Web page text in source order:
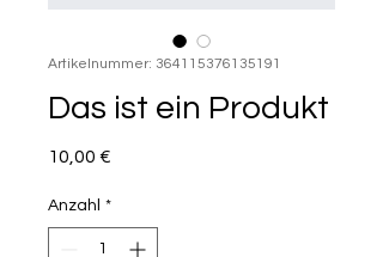
Artikelnummer: 364115376135191
Das ist ein Produkt
10,00 €
Anzahl *